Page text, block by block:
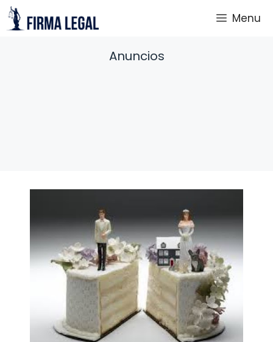
Saltar
al
Menu
Anuncios